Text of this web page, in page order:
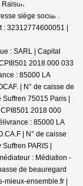
Raison
siège social : 30
: 32312774600051 |
: SARL | Capital
2018 000 033
: 85000 LA
| N° de caisse de
75015 Paris |
2018 000
: 85000 LA
| N° de caisse
PARIS |
: Médiation -
de beauregard
mieux-ensemble.fr |